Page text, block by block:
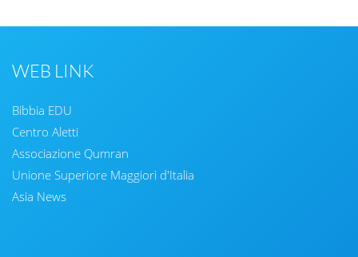
WEB LINK
Bibbia EDU
Centro Aletti
Associazione Qumran
Unione Superiore Maggiori d'Italia
Asia News